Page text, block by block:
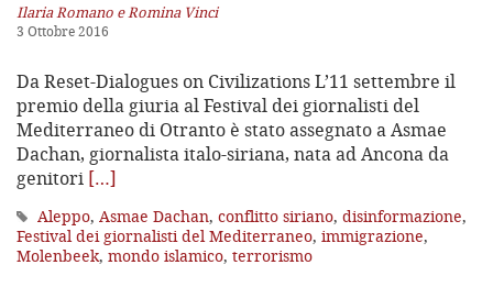
Ilaria Romano e Romina Vinci
3 Ottobre 2016
Da Reset-Dialogues on Civilizations L’11 settembre il
premio della giuria al Festival dei giornalisti del
Mediterraneo di Otranto è stato assegnato a Asmae
Dachan, giornalista italo-siriana, nata ad Ancona da
genitori […]
Aleppo, Asmae Dachan, conflitto siriano, disinformazione,
Festival dei giornalisti del Mediterraneo, immigrazione,
Molenbeek, mondo islamico, terrorismo